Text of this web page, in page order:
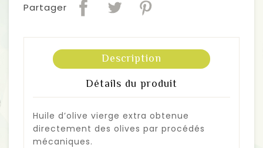
Partager
Description
Détails du produit
Huile d’olive vierge extra obtenue
directement des olives par procédés
mécaniques.